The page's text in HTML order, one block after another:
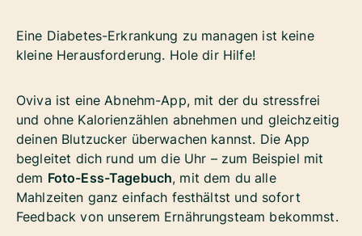
Eine Diabetes-Erkrankung zu managen ist keine
kleine Herausforderung. Hole dir Hilfe!
Oviva ist eine Abnehm-App, mit der du stressfrei
und ohne Kalorienzählen abnehmen und gleichzeitig
deinen Blutzucker überwachen kannst. Die App
begleitet dich rund um die Uhr – zum Beispiel mit
dem Foto-Ess-Tagebuch, mit dem du alle
Mahlzeiten ganz einfach festhältst und sofort
Feedback von unserem Ernährungsteam bekommst.